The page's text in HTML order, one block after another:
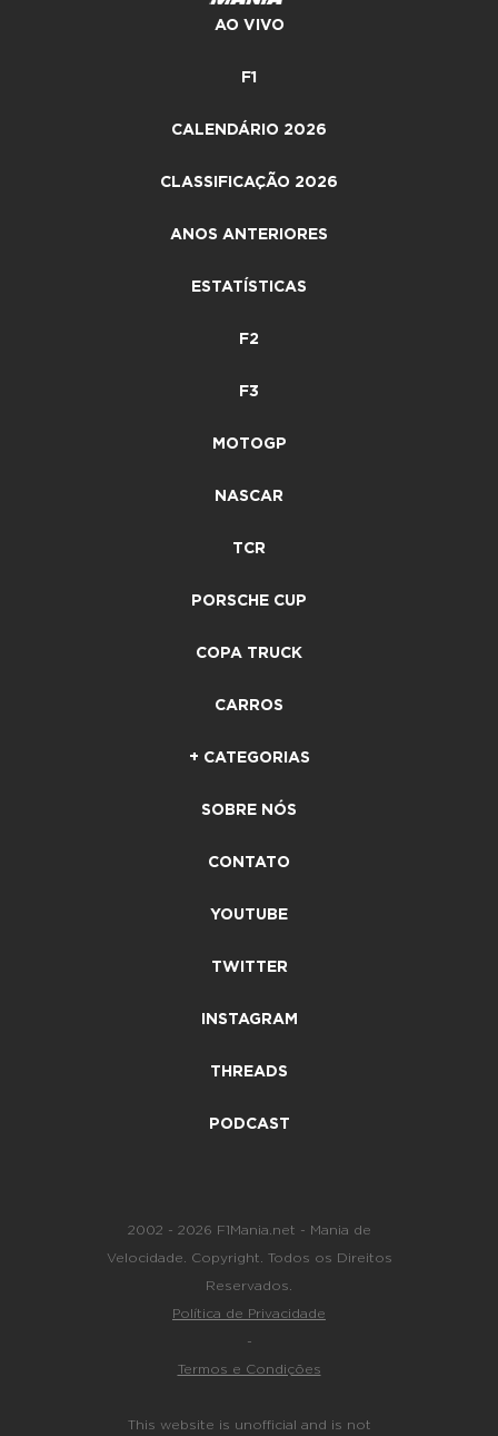
AO VIVO
F1
CALENDÁRIO 2026
CLASSIFICAÇÃO 2026
ANOS ANTERIORES
ESTATÍSTICAS
F2
F3
MOTOGP
NASCAR
TCR
PORSCHE CUP
COPA TRUCK
CARROS
+ CATEGORIAS
SOBRE NÓS
CONTATO
YOUTUBE
TWITTER
INSTAGRAM
THREADS
PODCAST
2002 - 2026 F1Mania.net - Mania de
Velocidade. Copyright. Todos os Direitos
Reservados.
Política de Privacidade
-
Termos e Condições
This website is unofficial and is not